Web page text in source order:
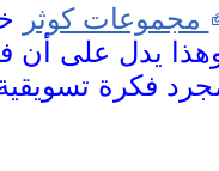
مجموعات كوثر
يدل على أن